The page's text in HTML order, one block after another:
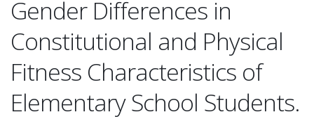
Gender Differences in
Constitutional and Physical
Fitness Characteristics of
Elementary School Students.